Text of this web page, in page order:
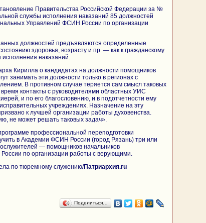
Правительства Российской Федерации за №
службы исполнения наказаний 85 должностей
Управлений ФСИН России по организации
должностей предъявляются определенные
здоровья, возрасту и пр. — как к гражданскому
наказаний.
Кирилла о кандидатах на должности помощников
занимать эти должности только в регионах с
В противном случае теряется сам смысл таковых
контакты с руководителями областных УИС
и по его благословению, и в подотчетности ему
учреждениях. Назначение на эту
к лучшей организации работы духовенства.
не может решать таковых задач».
профессиональной переподготовки
в Академии ФСИН России (город Рязань) три или
— помощников начальников
по организации работы с верующими.
по тюремному служению/Патриархия.ru
Поделиться…